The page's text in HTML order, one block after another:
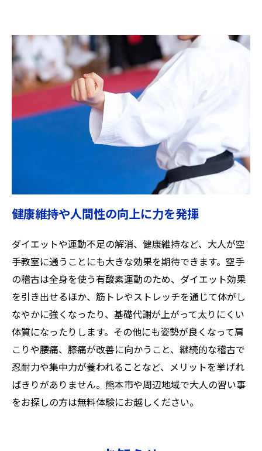
健康維持や人間性の向上に力を発揮
ダイエットや運動不足の解消、健康維持など、大人が空
手教室に通うことにも大きな効果を期待できます。空手
の稽古は全身を使う有酸素運動のため、ダイエット効果
を引き出せるほか、筋トレやストレッチを通じて体がし
なやかに強くなったり、基礎代謝が上がって太りにくい
体質になったりします。その他にも姿勢が良くなって肩
こりや腰痛、膝痛が改善に向かうこと、継続的な稽古で
忍耐力や集中力が養われることなど、メリットを挙げれ
ばきりがありません。熊本市や周辺地域で大人の習い事
をお探しの方は無料体験にお越しください。